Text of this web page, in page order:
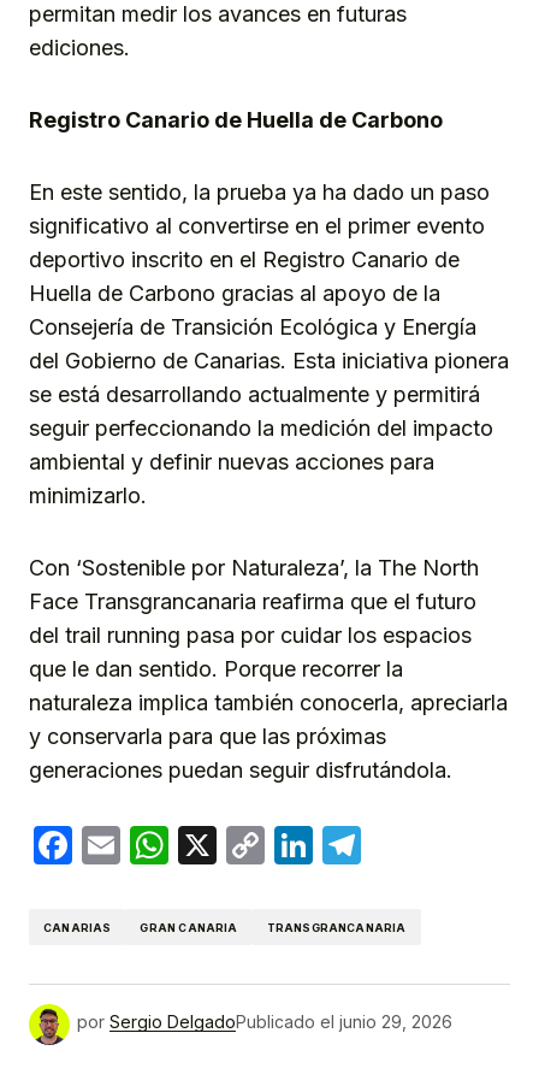
permitan medir los avances en futuras
ediciones.
Registro Canario de Huella de Carbono
En este sentido, la prueba ya ha dado un paso
significativo al convertirse en el primer evento
deportivo inscrito en el Registro Canario de
Huella de Carbono gracias al apoyo de la
Consejería de Transición Ecológica y Energía
del Gobierno de Canarias. Esta iniciativa pionera
se está desarrollando actualmente y permitirá
seguir perfeccionando la medición del impacto
ambiental y definir nuevas acciones para
minimizarlo.
Con ‘Sostenible por Naturaleza’, la The North
Face Transgrancanaria reafirma que el futuro
del trail running pasa por cuidar los espacios
que le dan sentido. Porque recorrer la
naturaleza implica también conocerla, apreciarla
y conservarla para que las próximas
generaciones puedan seguir disfrutándola.
Facebook
EmailWhatsApp
X
CopyLinkedIn
CANARIAS GRAN CANARIA TRANSGRANCANARIA
por Sergio DelgadoPublicado el junio 29, 2026